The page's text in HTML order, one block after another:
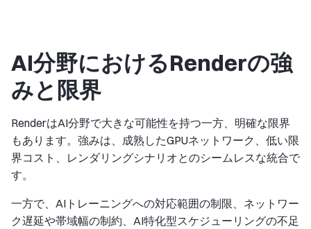
AI分野におけるRenderの強
みと限界
RenderはAI分野で大きな可能性を持つ一方、明確な限界
もあります。強みは、成熟したGPUネットワーク、低い限
界コスト、レンダリングシナリオとのシームレスな統合で
す。
一方で、AIトレーニングへの対応範囲の制限、ネットワー
ク遅延や帯域幅の制約、AI特化型スケジューリングの不足